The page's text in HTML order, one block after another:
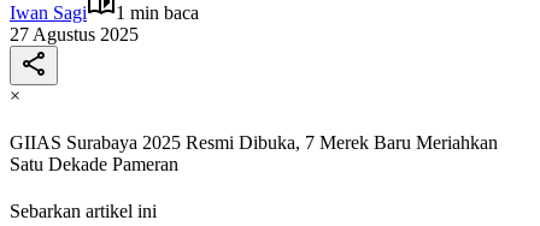
Iwan Sagi
1 min baca
27 Agustus 2025
×
GIIAS Surabaya 2025 Resmi Dibuka, 7 Merek Baru Meriahkan
Satu Dekade Pameran
Sebarkan artikel ini